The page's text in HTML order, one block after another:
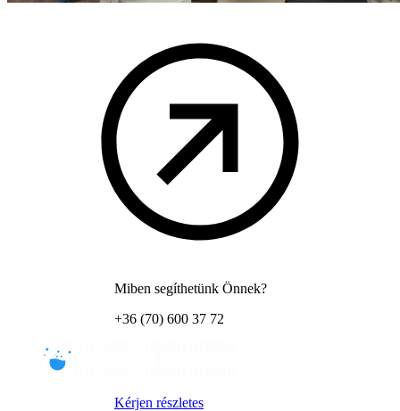
Miben segíthetünk Önnek?
+36 (70) 600 37 72
Kérjen részletes